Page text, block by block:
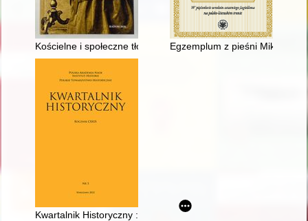
Kościelne i społeczne tło życia i działalności Wandy
Egzemplum z pieśni Mikołaja
Kwartalnik Historyczny : założony przez Xawerego Liskego w